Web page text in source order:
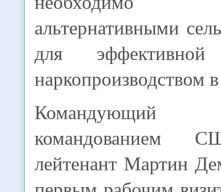
альтернативными
для
наркопроизводством
Командующий
командованием
лейтенант Мартин